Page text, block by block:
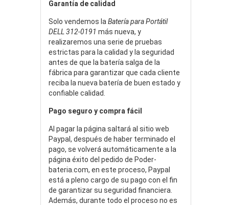
Garantía de calidad
Solo vendemos la Batería para Portátil
DELL 312-0191 más nueva, y
realizaremos una serie de pruebas
estrictas para la calidad y la seguridad
antes de que la batería salga de la
fábrica para garantizar que cada cliente
reciba la nueva batería de buen estado y
confiable calidad.
Pago seguro y compra fácil
Al pagar la página saltará al sitio web
Paypal, después de haber terminado el
pago, se volverá automáticamente a la
página éxito del pedido de Poder-
bateria.com, en este proceso, Paypal
está a pleno cargo de su pago con el fin
de garantizar su seguridad financiera.
Además, durante todo el proceso no es